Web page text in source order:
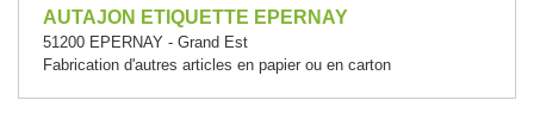
AUTAJON ETIQUETTE EPERNAY
51200 EPERNAY - Grand Est
Fabrication d'autres articles en papier ou en carton